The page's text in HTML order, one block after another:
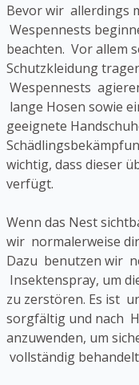
Bevor wir allerdings
Wespennests
beachten. Vor allem
Schutzkleidung
Wespennests
lange Hosen sowie
geeignete
wichtig, dass dieser
verfügt.
Wenn das Nest
wir normalerweise
Dazu benutzen wir
Insektenspray, um
zu zerstören. Es ist
sorgfältig und nach
anzuwenden, um
vollständig